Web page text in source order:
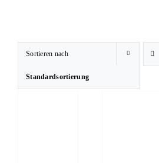
Sortieren nach
Standardsortierung